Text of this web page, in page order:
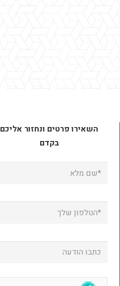
השאירו פרטים ונחזור אליכם
בקדם